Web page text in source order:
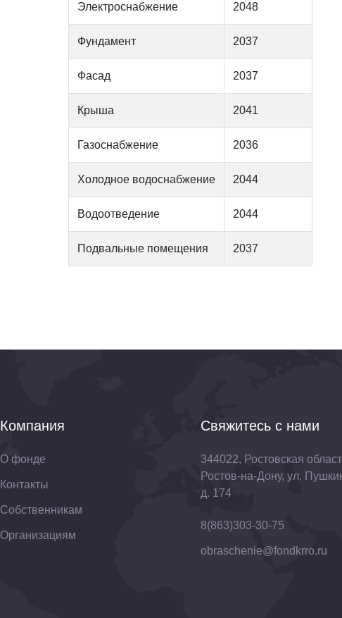
Электроснабжение 2048
Фундамент 2037
Фасад 2037
Крыша 2041
Газоснабжение 2036
Холодное водоснабжение 2044
Водоотведение 2044
Подвальные помещения 2037
Компания
О фонде
Контакты
Собственникам
Организациям
Свяжитесь с нами
344022, Ростовская
Ростов-на-Дону, ул.
д. 174
8(863)303-30-75
obraschenie@fondkrro.ru